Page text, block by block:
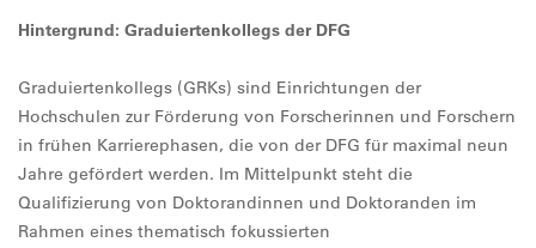
Hintergrund: Graduiertenkollegs der DFG
Graduiertenkollegs (GRKs) sind Einrichtungen der
Hochschulen zur Förderung von Forscherinnen und Forschern
in frühen Karrierephasen, die von der DFG für maximal neun
Jahre gefördert werden. Im Mittelpunkt steht die
Qualifizierung von Doktorandinnen und Doktoranden im
Rahmen eines thematisch fokussierten